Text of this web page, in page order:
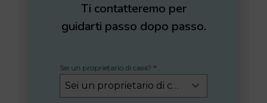
Ti contatteremo per
guidarti passo dopo passo.
Sei un proprietario di casa? *
Sei un proprietario di casa?